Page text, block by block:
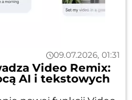
09.07.2026, 01:31
Video Remix:
AI i tekstowych